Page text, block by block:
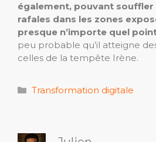
également, pouvant
rafales dans les zones
presque n’importe quel
peu probable qu’il atteigne
celles de la tempête Irène.
Catégories
Transformation digitale